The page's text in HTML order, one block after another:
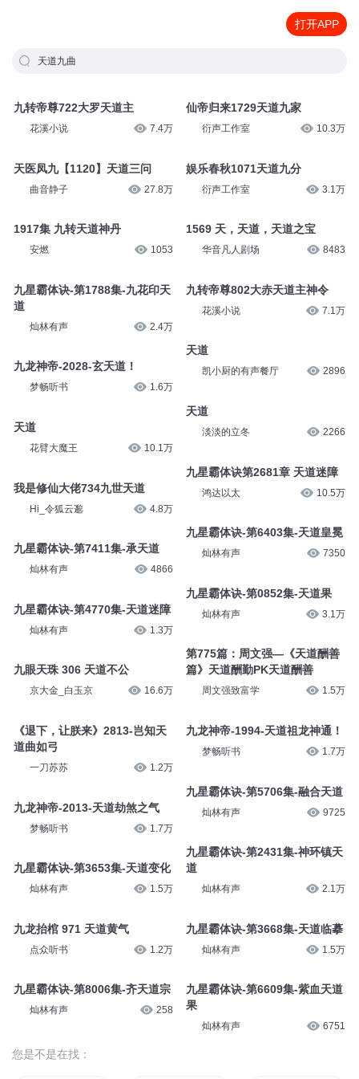
打开APP
天道九曲
九转帝尊722大罗天道主
花溪小说 7.4万
天医凤九【1120】天道三问
曲音静子 27.8万
1917集 九转天道神丹
安燃 1053
九星霸体诀-第1788集-九花印天
道
灿林有声 2.4万
九龙神帝-2028-玄天道！
梦畅听书 1.6万
天道
花臂大魔王 10.1万
我是修仙大佬734九世天道
Hi_令狐云邈 4.8万
九星霸体诀-第7411集-承天道
灿林有声 4866
九星霸体诀-第4770集-天道迷障
灿林有声 1.3万
九眼天珠 306 天道不公
京大金_白玉京 16.6万
《退下，让朕来》2813-岂知天
道曲如弓
一刀苏苏 1.2万
九龙神帝-2013-天道劫煞之气
梦畅听书 1.7万
九星霸体诀-第3653集-天道变化
灿林有声 1.5万
九龙抬棺 971 天道黄气
点众听书 1.2万
九星霸体诀-第8006集-齐天道宗
灿林有声 258
仙帝归来1729天道九家
衍声工作室 10.3万
娱乐春秋1071天道九分
衍声工作室 3.1万
1569 天，天道，天道之宝
华音凡人剧场 8483
九转帝尊802大赤天道主神令
花溪小说 7.1万
天道
凯小厨的有声餐厅 2896
天道
淡淡的立冬 2266
九星霸体诀第2681章 天道迷障
鸿达以太 10.5万
九星霸体诀-第6403集-天道皇冕
灿林有声 7350
九星霸体诀-第0852集-天道果
灿林有声 3.1万
第775篇：周文强—《天道酬善
篇》天道酬勤PK天道酬善
周文强致富学 1.5万
九龙神帝-1994-天道祖龙神通！
梦畅听书 1.7万
九星霸体诀-第5706集-融合天道
灿林有声 9725
九星霸体诀-第2431集-神环镇天
道
灿林有声 2.1万
九星霸体诀-第3668集-天道临摹
灿林有声 1.5万
九星霸体诀-第6609集-紫血天道
果
灿林有声 6751
您是不是在找：